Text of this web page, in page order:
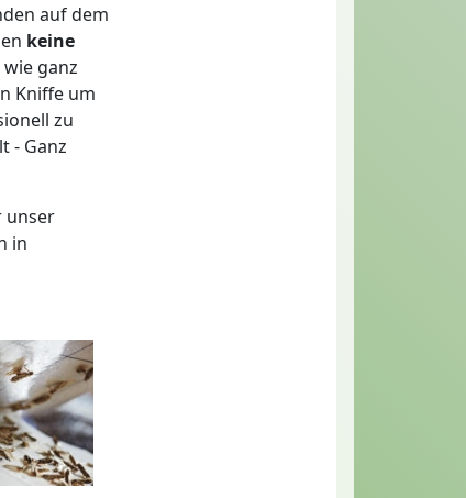
auf dem
keine
ganz
Kniffe um
zu
- Ganz
in